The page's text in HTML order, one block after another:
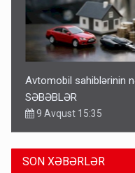
Avtomobil sahiblərinin
SƏBƏBLƏR
9 Avqust 15:35
SON XƏBƏRLƏR